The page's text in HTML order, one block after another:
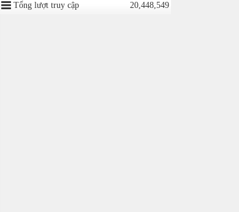
Tổng lượt truy cập
20,448,549